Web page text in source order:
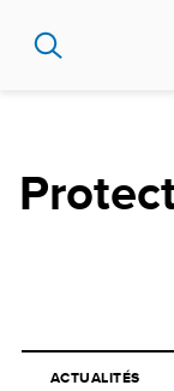
contenu
ACTUALITÉS